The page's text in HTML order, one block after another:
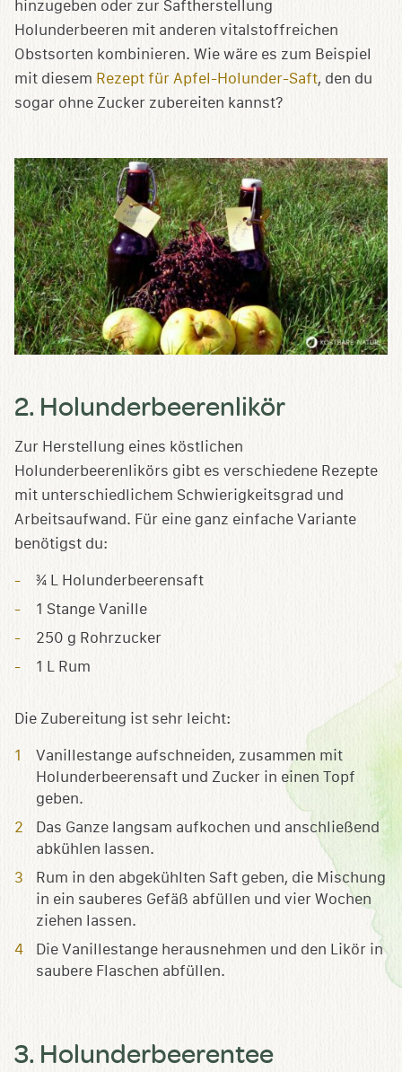
hinzugeben oder zur Saftherstellung
Holunderbeeren mit anderen vitalstoffreichen
Obstsorten kombinieren. Wie wäre es zum Beispiel
mit diesem Rezept für Apfel-Holunder-Saft, den du
sogar ohne Zucker zubereiten kannst?
2. Holunderbeerenlikör
Zur Herstellung eines köstlichen
Holunderbeerenlikörs gibt es verschiedene Rezepte
mit unterschiedlichem Schwierigkeitsgrad und
Arbeitsaufwand. Für eine ganz einfache Variante
benötigst du:
¾ L Holunderbeerensaft
1 Stange Vanille
250 g Rohrzucker
1 L Rum
Die Zubereitung ist sehr leicht:
Vanillestange aufschneiden, zusammen mit
Holunderbeerensaft und Zucker in einen Topf
geben.
Das Ganze langsam aufkochen und anschließend
abkühlen lassen.
Rum in den abgekühlten Saft geben, die Mischung
in ein sauberes Gefäß abfüllen und vier Wochen
ziehen lassen.
Die Vanillestange herausnehmen und den Likör in
saubere Flaschen abfüllen.
3. Holunderbeerentee